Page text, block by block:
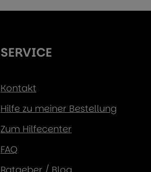
SERVICE
Kontakt
Hilfe zu meiner Bestellung
Zum Hilfecenter
FAQ